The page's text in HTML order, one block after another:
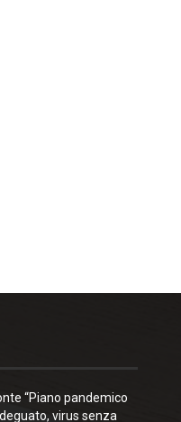
“Piano pandemico
virus senza